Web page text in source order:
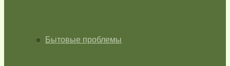
Бытовые проблемы